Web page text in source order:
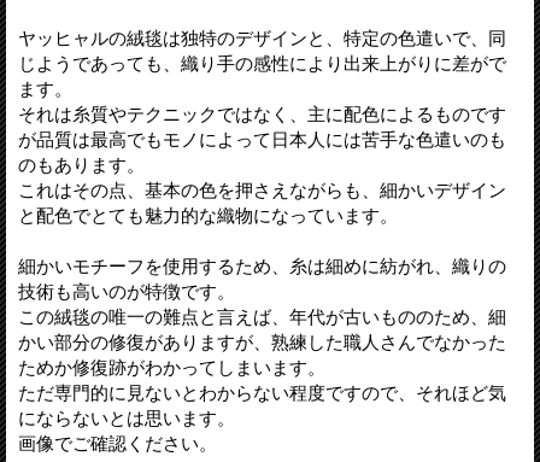
ヤッヒャルの絨毯は独特のデザインと、特定の色遣いで、同
じようであっても、織り手の感性により出来上がりに差がで
ます。
それは糸質やテクニックではなく、主に配色によるものです
が品質は最高でもモノによって日本人には苦手な色遣いのも
のもあります。
これはその点、基本の色を押さえながらも、細かいデザイン
と配色でとても魅力的な織物になっています。
細かいモチーフを使用するため、糸は細めに紡がれ、織りの
技術も高いのが特徴です。
この絨毯の唯一の難点と言えば、年代が古いもののため、細
かい部分の修復がありますが、熟練した職人さんでなかった
ためか修復跡がわかってしまいます。
ただ専門的に見ないとわからない程度ですので、それほど気
にならないとは思います。
画像でご確認ください。